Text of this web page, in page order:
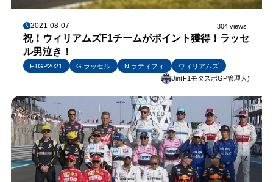
2021-08-07 304 views
祝！ウィリアムズF1チームがポイント獲得！ラッセ
ル男泣き！
F1GP2021 G.ラッセル N.ラティフィ
ウィリアムズ
Jin(F1モタスポGP管理人)